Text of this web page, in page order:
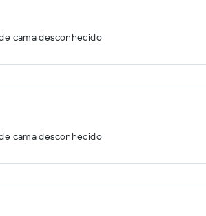
cama desconhecido
cama desconhecido